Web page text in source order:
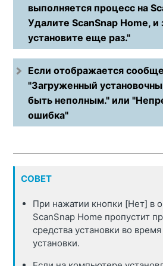
выполняется процесс на
Удалите ScanSnap Home, и
установите еще раз."
Если отображается
"Загруженный
быть неполным." или
ошибка"
СОВЕТ
При нажатии кнопки [Нет] в
ScanSnap Home пропустит
средства установки во
установки.